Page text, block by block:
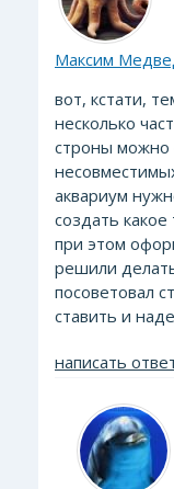
Максим
вот, кстати,
несколько
строны можно
аквариум
создать
при этом
решили
посоветовал
ставить и
написать